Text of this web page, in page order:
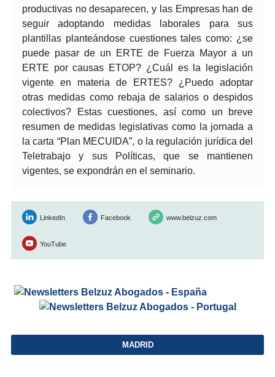
productivas no desaparecen, y las Empresas han de
seguir adoptando medidas laborales para sus
plantillas planteándose cuestiones tales como: ¿se
puede pasar de un ERTE de Fuerza Mayor a un
ERTE por causas ETOP? ¿Cuál es la legislación
vigente en materia de ERTES? ¿Puedo adoptar
otras medidas como rebaja de salarios o despidos
colectivos? Estas cuestiones, así como un breve
resumen de medidas legislativas como la jornada a
la carta “Plan MECUIDA”, o la regulación jurídica del
Teletrabajo y sus Políticas, que se mantienen
vigentes, se expondrán en el seminario.
LinkedIn Facebook www.belzuz.com
YouTube
MADRID